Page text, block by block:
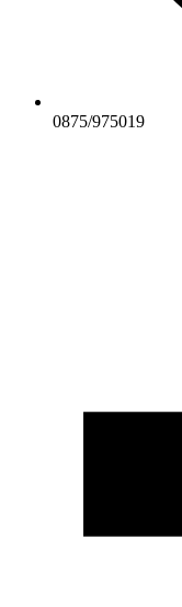
0875/975019